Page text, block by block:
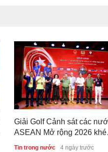
Giải Golf Cảnh sát các
ASEAN Mở rộng 2026
lại thành công, thúc đẩy
Tin trong nước 4 ngày trước